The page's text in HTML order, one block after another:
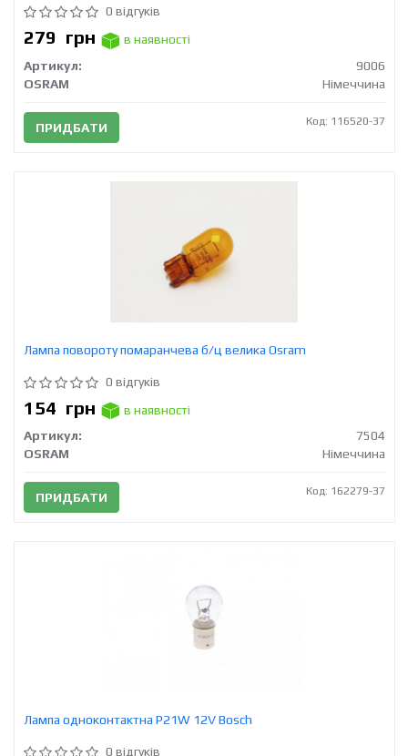
0 відгуків
279 грн
в наявності
Артикул:
9006
OSRAM
Німеччина
ПРИДБАТИ Код: 116520-37
Лампа повороту помаранчева б/ц велика Osram
0 відгуків
154 грн
в наявності
Артикул:
7504
OSRAM
Німеччина
ПРИДБАТИ Код: 162279-37
Лампа одноконтактна P21W 12V Bosch
0 відгуків